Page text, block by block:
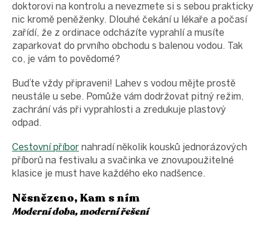
doktorovi na kontrolu a nevezmete si s sebou prakticky
nic kromě peněženky. Dlouhé čekání u lékaře a počasí
zařídí, že z ordinace odcházíte vyprahlí a musíte
zaparkovat do prvního obchodu s balenou vodou. Tak
co, je vám to povědomé?
Buďte vždy připraveni! Lahev s vodou mějte prostě
neustále u sebe. Pomůže vám dodržovat pitný režim,
zachrání vás při vyprahlosti a zredukuje plastový
odpad.
Cestovní příbor nahradí několik kousků jednorázových
příborů na festivalu a svačinka ve znovupoužitelné
klasice je must have každého eko nadšence.
Něsnězeno, Kam s ním
Moderní doba, moderní řešení